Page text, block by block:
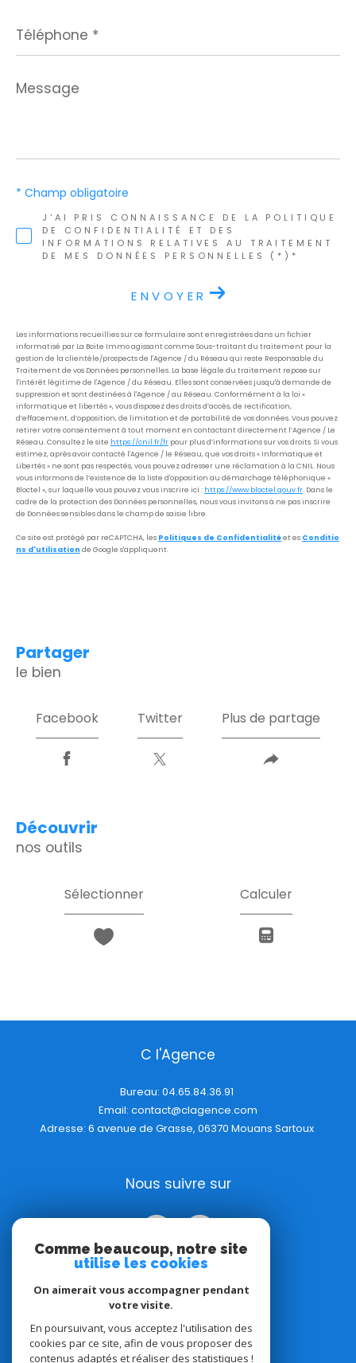
*
Message
*
J'AI PRIS CONNAISSANCE DE LA POLITIQUE
DE CONFIDENTIALITÉ ET DES
INFORMATIONS RELATIVES AU TRAITEMENT
DE MES DONNÉES PERSONNELLES (*)*
* Champ obligatoire
ENVOYER
Les informations recueillies sur ce formulaire sont enregistrées dans un fichier
informatisé par La Boite Immo agissant comme Sous-traitant du traitement pour la
gestion de la clientèle/prospects de l'Agence / du Réseau qui reste Responsable du
Traitement de vos Données personnelles. La base légale du traitement repose sur
l'intérêt légitime de l'Agence / du Réseau. Elles sont conservées jusqu'à demande de
suppression et sont destinées à l'Agence / au Réseau. Conformément à la loi «
informatique et libertés », vous disposez des droits d’accès, de rectification,
d’effacement, d’opposition, de limitation et de portabilité de vos données. Vous pouvez
retirer votre consentement à tout moment en contactant directement l’Agence / Le
Réseau. Consultez le site https://cnil.fr/fr pour plus d’informations sur vos droits. Si vous
estimez, après avoir contacté l'Agence / le Réseau, que vos droits « Informatique et
Libertés » ne sont pas respectés, vous pouvez adresser une réclamation à la CNIL. Nous
vous informons de l’existence de la liste d'opposition au démarchage téléphonique «
Bloctel », sur laquelle vous pouvez vous inscrire ici : https://www.bloctel.gouv.fr. Dans le
cadre de la protection des Données personnelles, nous vous invitons à ne pas inscrire
de Données sensibles dans le champ de saisie libre.
Ce site est protégé par reCAPTCHA, les Politiques de Confidentialitéet es Conditio
ns d'utilisation de Google s'appliquent.
partager
le bien
Facebook Twitter Plus de partage
découvrir
nos outils
Sélectionner Calculer
C l'Agence
Bureau: 04.65.84.36.91
Email: contact@clagence.com
Adresse: 6 avenue de Grasse, 06370 Mouans Sartoux
Nous suivre sur
Comme beaucoup, notre site
utilise les cookies
On aimerait vous accompagner pendant
votre visite.
En poursuivant, vous acceptez l'utilisation des
cookies par ce site, afin de vous proposer des
contenus adaptés et réaliser des statistiques !